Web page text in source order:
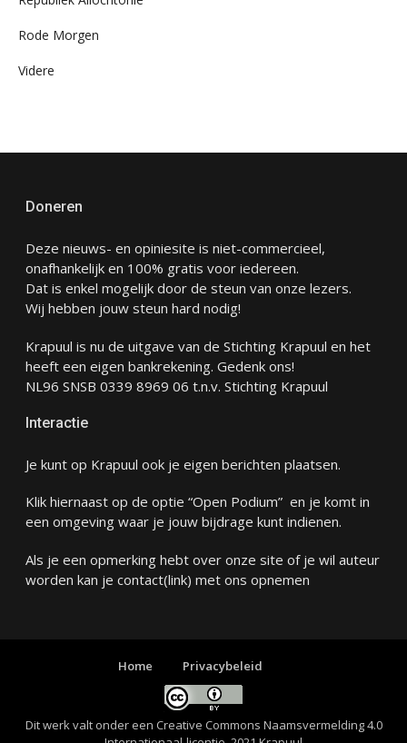
Rode Morgen
Videre
Doneren
Deze nieuws- en opiniesite is niet-commercieel,
onafhankelijk en 100% gratis voor iedereen.
Dat is enkel mogelijk door de steun van onze lezers.
Wij hebben jouw steun hard nodig!
Krapuul is nu de uitgave van de Stichting Krapuul en het
heeft een eigen bankrekening. Gedenk ons!
NL96 SNSB 0339 8969 06 t.n.v. Stichting Krapuul
Interactie
Je kunt op Krapuul ook je eigen berichten plaatsen.
Klik hiernaast op de optie “Open Podium” en je komt in
een omgeving waar je jouw bijdrage kunt indienen.
Als je een opmerking hebt over onze site of je wil auteur
worden kan je contact(link) met ons opnemen
Home Privacybeleid
Dit werk valt onder een Creative Commons Naamsvermelding 4.0